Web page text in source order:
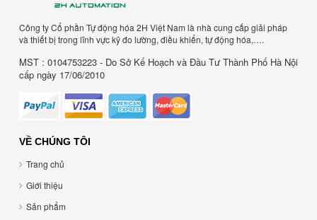
Công ty Cổ phần Tự động hóa 2H Việt Nam là nhà cung cấp giải pháp
và thiết bị trong lĩnh vực kỹ đo lường, điều khiển, tự động hóa,….
MST : 0104753223 - Do Sở Kế Hoạch và Đầu Tư Thành Phố Hà Nội
cấp ngày 17/06/2010
VỀ CHÚNG TÔI
Trang chủ
Giới thiệu
Sản phẩm